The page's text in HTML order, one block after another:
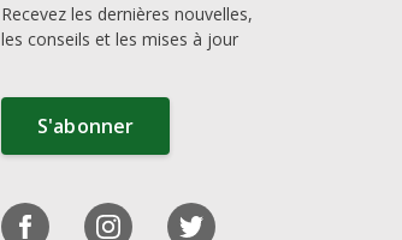
Recevez les dernières nouvelles,
les conseils et les mises à jour
S'abonner